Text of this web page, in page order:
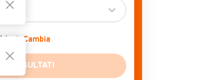
Cambia